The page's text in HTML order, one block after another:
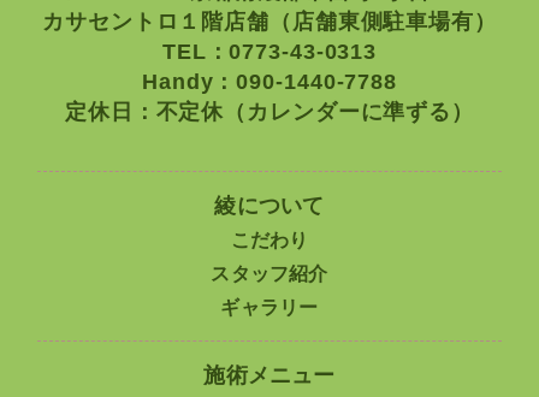
カサセントロ１階店舗（店舗東側駐車場有）
TEL：0773-43-0313
Handy：090-1440-7788
定休日：不定休（カレンダーに準ずる）
綾について
こだわり
スタッフ紹介
ギャラリー
施術メニュー